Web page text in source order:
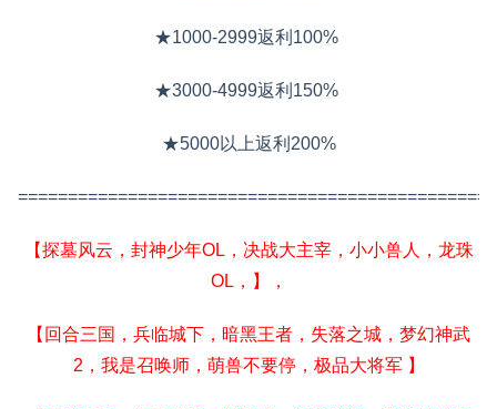
★1000-2999返利100%
★3000-4999返利150%
★5000以上返利200%
【探墓风云，封神少年OL，决战大主宰，小小兽人，龙珠
OL，】，
【回合三国，兵临城下，暗黑王者，失落之城，梦幻神武
2，我是召唤师，萌兽不要停，极品大将军 】